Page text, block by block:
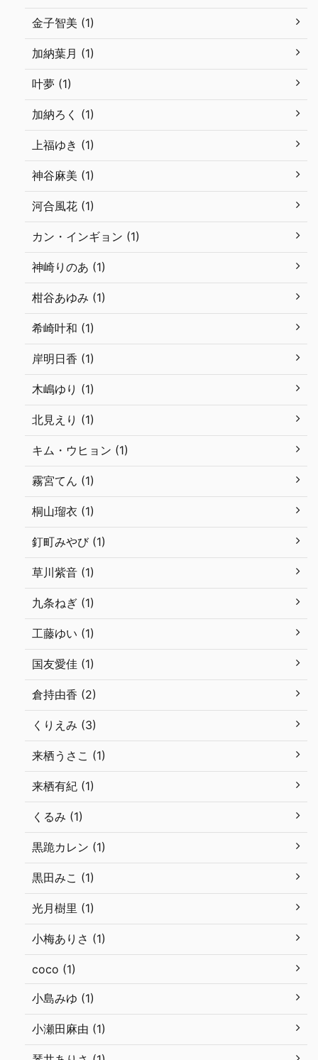
金子智美 (1)
加納葉月 (1)
叶夢 (1)
加納ろく (1)
上福ゆき (1)
神谷麻美 (1)
河合風花 (1)
カン・インギョン (1)
神崎りのあ (1)
柑谷あゆみ (1)
希崎叶和 (1)
岸明日香 (1)
木嶋ゆり (1)
北見えり (1)
キム・ウヒョン (1)
霧宮てん (1)
桐山瑠衣 (1)
釘町みやび (1)
草川紫音 (1)
九条ねぎ (1)
工藤ゆい (1)
国友愛佳 (1)
倉持由香 (2)
くりえみ (3)
来栖うさこ (1)
来栖有紀 (1)
くるみ (1)
黒跪カレン (1)
黒田みこ (1)
光月樹里 (1)
小梅ありさ (1)
coco (1)
小島みゆ (1)
小瀬田麻由 (1)